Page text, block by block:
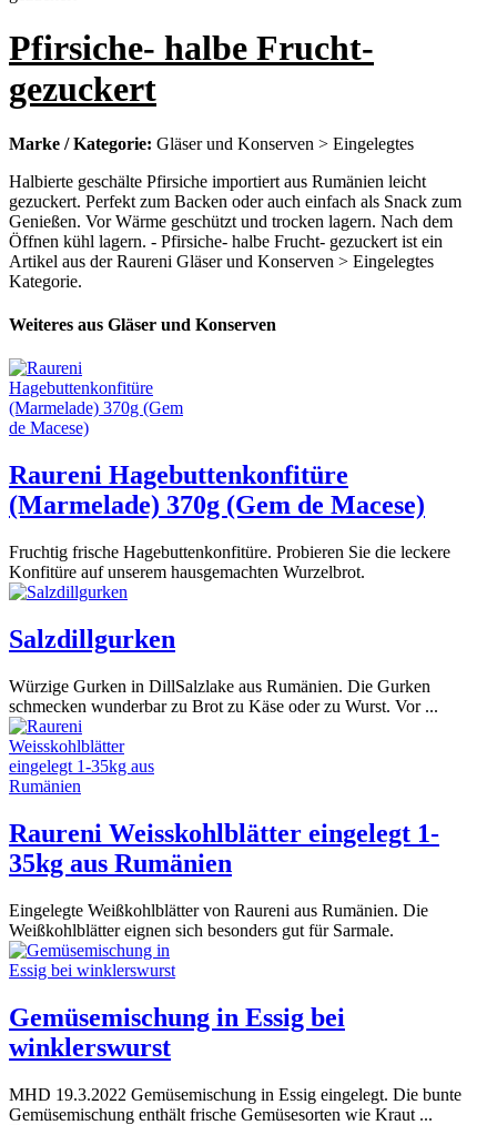
Pfirsiche- halbe Frucht-
gezuckert
Marke / Kategorie: Gläser und Konserven > Eingelegtes
Halbierte geschälte Pfirsiche importiert aus Rumänien leicht
gezuckert. Perfekt zum Backen oder auch einfach als Snack zum
Genießen. Vor Wärme geschützt und trocken lagern. Nach dem
Öffnen kühl lagern. - Pfirsiche- halbe Frucht- gezuckert ist ein
Artikel aus der Raureni Gläser und Konserven > Eingelegtes
Kategorie.
Weiteres aus Gläser und Konserven
Raureni Hagebuttenkonfitüre
(Marmelade) 370g (Gem de Macese)
Fruchtig frische Hagebuttenkonfitüre. Probieren Sie die leckere
Konfitüre auf unserem hausgemachten Wurzelbrot.
Salzdillgurken
Würzige Gurken in DillSalzlake aus Rumänien. Die Gurken
schmecken wunderbar zu Brot zu Käse oder zu Wurst. Vor ...
Raureni Weisskohlblätter eingelegt 1-
35kg aus Rumänien
Eingelegte Weißkohlblätter von Raureni aus Rumänien. Die
Weißkohlblätter eignen sich besonders gut für Sarmale.
Gemüsemischung in Essig bei
winklerswurst
MHD 19.3.2022 Gemüsemischung in Essig eingelegt. Die bunte
Gemüsemischung enthält frische Gemüsesorten wie Kraut ...